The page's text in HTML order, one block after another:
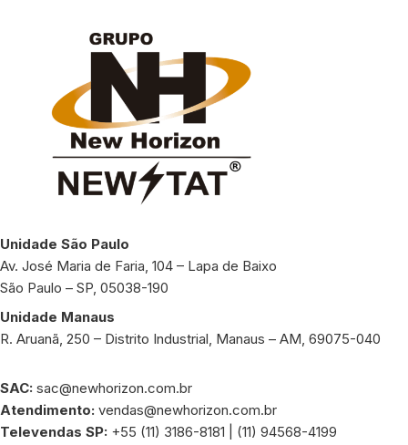
Unidade São Paulo
Av. José Maria de Faria, 104 – Lapa de Baixo
São Paulo – SP, 05038-190
Unidade Manaus
R. Aruanã, 250 – Distrito Industrial, Manaus – AM, 69075-040
SAC: sac@newhorizon.com.br
Atendimento: vendas@newhorizon.com.br
Televendas SP: +55 (11) 3186-8181 | (11) 94568-4199